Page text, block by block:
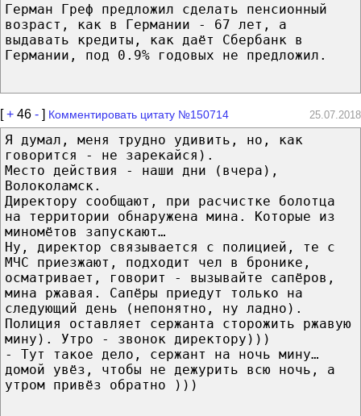
Герман Греф предложил сделать пенсионный
возраст, как в Германии - 67 лет, а
выдавать кредиты, как даёт Сбербанк в
Германии, под 0.9% годовых не предложил.
[+ 46 - ] Комментировать цитату №150714 25.07.2018
Я думал, меня трудно удивить, но, как
говорится - не зарекайся).
Место действия - наши дни (вчера),
Волоколамск.
Директору сообщают, при расчистке болотца
на территории обнаружена мина. Которые из
миномётов запускают…
Ну, директор связывается с полицией, те с
МЧС приезжают, подходит чел в бронике,
осматривает, говорит - вызывайте сапёров,
мина ржавая. Сапёры приедут только на
следующий день (непонятно, ну ладно).
Полиция оставляет сержанта сторожить ржавую
мину). Утро - звонок директору)))
- Тут такое дело, сержант на ночь мину…
домой увёз, чтобы не дежурить всю ночь, а
утром привёз обратно )))